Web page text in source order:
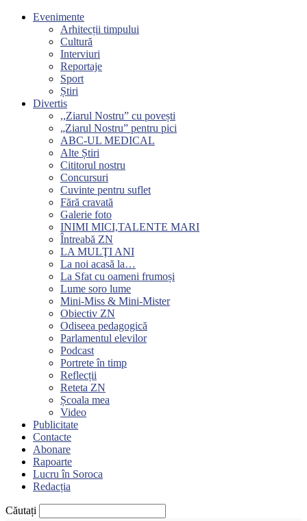
Evenimente
Arhitecții timpului
Cultură
Interviuri
Reportaje
Sport
Știri
Divertis
,,Ziarul Nostru” cu povești
„Ziarul Nostru” pentru pici
ABC-UL MEDICAL
Alte Știri
Cititorul nostru
Concursuri
Cuvinte pentru suflet
Fără cravată
Galerie foto
INIMI MICI,TALENTE MARI
Întreabă ZN
LA MULŢI ANI
La noi acasă la…
La Sfat cu oameni frumoși
Lume soro lume
Mini-Miss & Mini-Mister
Obiectiv ZN
Odiseea pedagogică
Parlamentul elevilor
Podcast
Portrete în timp
Reflecții
Reteta ZN
Școala mea
Video
Publicitate
Contacte
Abonare
Rapoarte
Lucru în Soroca
Redacția
Căutați